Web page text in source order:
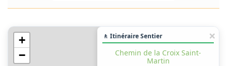
+
−
🚶 Itinéraire Sentier
Chemin de la Croix Saint-
Martin